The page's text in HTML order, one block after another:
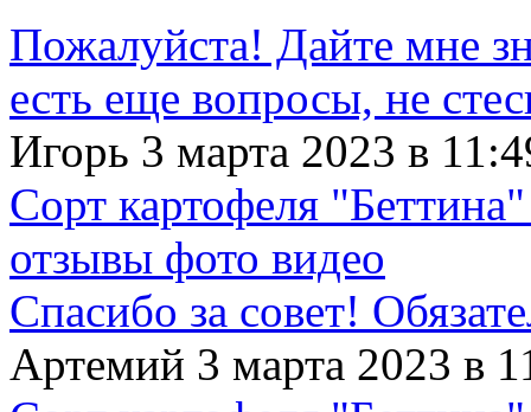
Пожалуйста! Дайте мне
есть еще вопросы, не
Игорь 3 марта 2023 в
Сорт картофеля
отзывы фото видео
Спасибо за совет!
Артемий 3 марта 2023 в